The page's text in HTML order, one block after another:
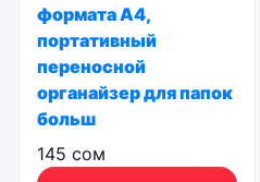
формата А4,
портативный
переносной
органайзер для папок
больш
145 сом